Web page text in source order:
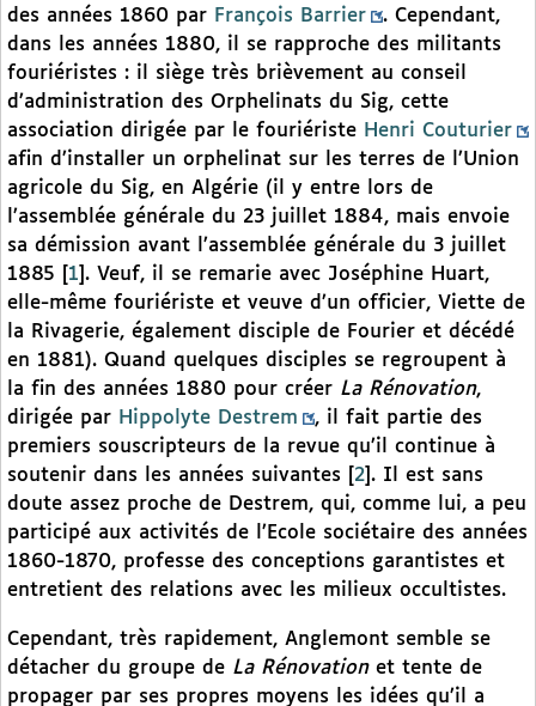
des années 1860 par François Barrier
. Cependant,
dans les années 1880, il se rapproche des militants
fouriéristes : il siège très brièvement au conseil
d’administration des Orphelinats du Sig, cette
association dirigée par le fouriériste Henri Couturier
afin d’installer un orphelinat sur les terres de l’Union
agricole du Sig, en Algérie (il y entre lors de
l’assemblée générale du 23 juillet 1884, mais envoie
sa démission avant l’assemblée générale du 3 juillet
1885
1 . Veuf, il se remarie avec Joséphine Huart,
elle-même fouriériste et veuve d’un officier, Viette de
la Rivagerie, également disciple de Fourier et décédé
en 1881). Quand quelques disciples se regroupent à
la fin des années 1880 pour créer La Rénovation,
dirigée par Hippolyte Destrem
, il fait partie des
premiers souscripteurs de la revue qu’il continue à
soutenir dans les années suivantes
2 . Il est sans
doute assez proche de Destrem, qui, comme lui, a peu
participé aux activités de l’Ecole sociétaire des années
1860-1870, professe des conceptions garantistes et
entretient des relations avec les milieux occultistes.
Cependant, très rapidement, Anglemont semble se
détacher du groupe de La Rénovationet tente de
propager par ses propres moyens les idées qu’il a